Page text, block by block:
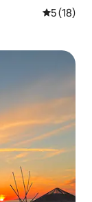
5 av 5 i
5 (18)